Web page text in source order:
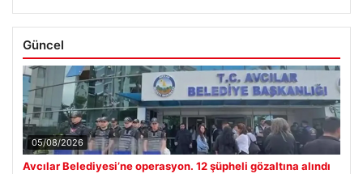
Güncel
05/08/2026
Avcılar Belediyesi’ne operasyon. 12 şüpheli gözaltına alındı